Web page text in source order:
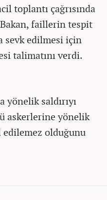
toplantı çağrısında
faillerin tespit
sevk edilmesi için
talimatını verdi.
yönelik saldırıyı
askerlerine yönelik
olduğunu